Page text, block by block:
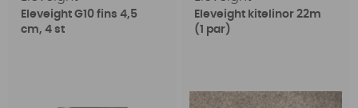
Eleveight G10 fins 4,5
cm, 4 st
Eleveight kitelinor 22m
(1 par)